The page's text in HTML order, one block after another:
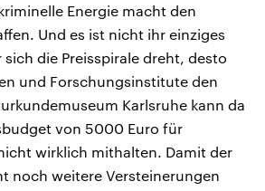
Energie macht den
Und es ist nicht ihr einziges
sich die Preisspirale dreht, desto
und Forschungsinstitute den
Karlsruhe kann da
von 5000 Euro für
wirklich mithalten. Damit der
noch weitere Versteinerungen